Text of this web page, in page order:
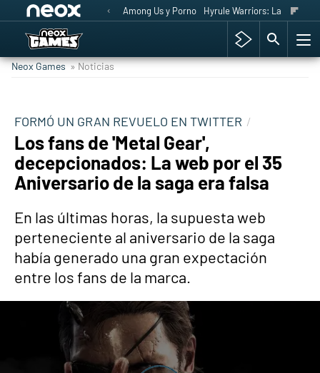
Among Us y Porno Hyrule Warriors: La Era del
Neox Games » Noticias
FORMÓ UN GRAN REVUELO EN TWITTER
Los fans de 'Metal Gear',
decepcionados: La web por el 35
Aniversario de la saga era falsa
En las últimas horas, la supuesta web
perteneciente al aniversario de la saga
había generado una gran expectación
entre los fans de la marca.